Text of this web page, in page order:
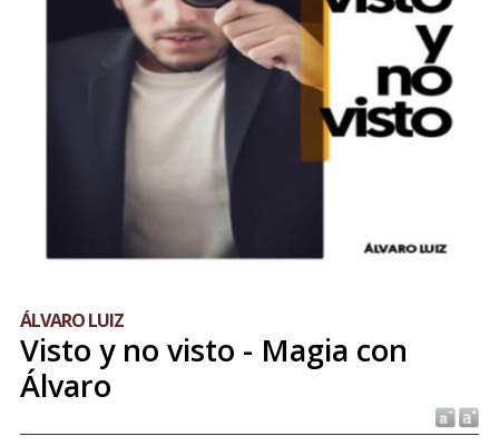
ÁLVARO LUIZ
Visto y no visto - Magia con
Álvaro